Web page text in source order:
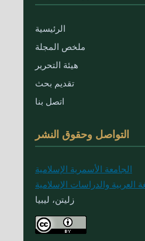
الرئيسية
ملخص المجلة
هيئة التحرير
تقديم بحث
اتصل بنا
التواصل وحقوق النشر
الجامعة الأسمرية الإسلامية
العربية والدراسات الإسلامية
زليتن، ليبيا